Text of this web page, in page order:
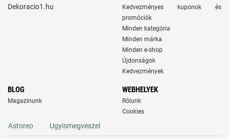
Dekoracio1.hu
Kedvezményes kuponok és
promóciók
Minden kategória
Minden márka
Minden e-shop
Újdonságok
Kedvezmények
BLOG
Magazinunk
WEBHELYEK
Rólunk
Cookies
Astoreo Ugyismegveszel